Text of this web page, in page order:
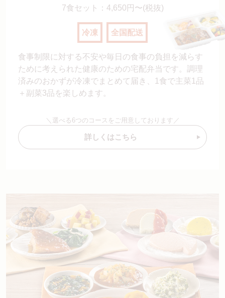
7食セット：4,650円〜(税抜)
冷凍 全国配送
食事制限に対する不安や毎日の食事の負担を減らす
ために考えられた健康のための宅配弁当です。調理
済みのおかずが冷凍でまとめて届き、1食で主菜1品
＋副菜3品を楽しめます。
＼選べる6つのコースをご用意しております／
詳しくはこちら